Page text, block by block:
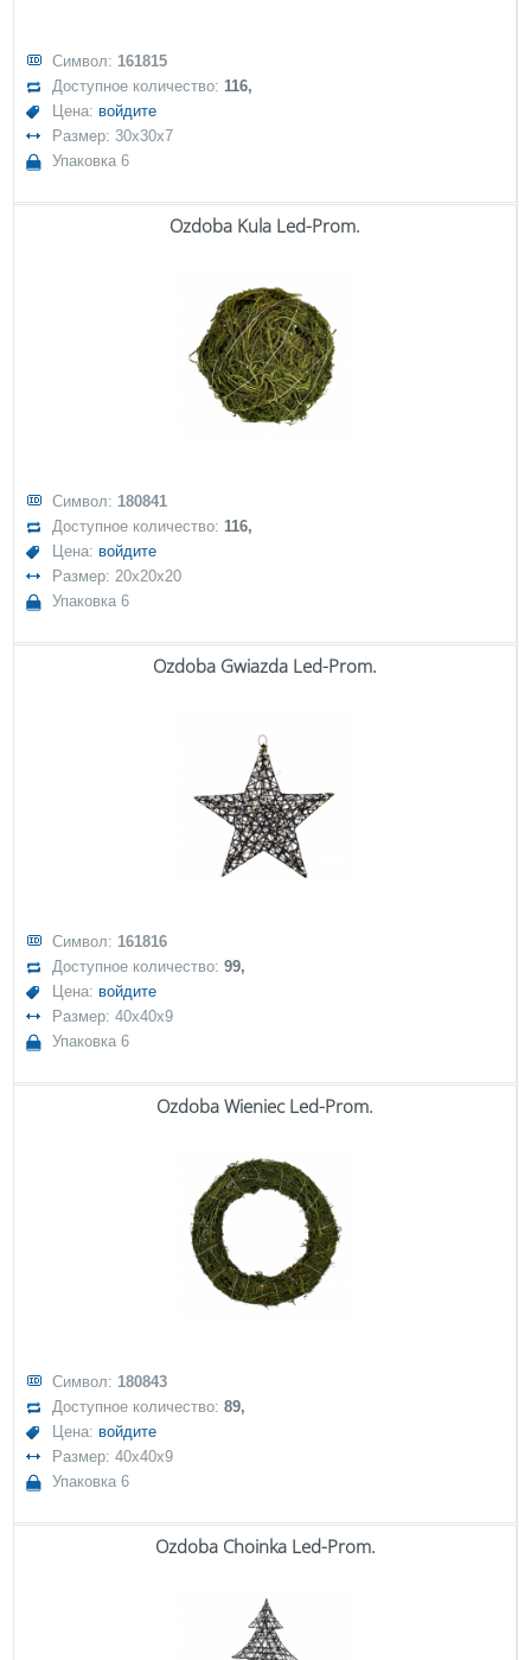
Символ: 161815
Доступное количество:116,
Цена: войдите
Размер: 30x30x7
Упаковка 6
Ozdoba Kula Led-Prom.
Символ: 180841
Доступное количество:116,
Цена: войдите
Размер: 20x20x20
Упаковка 6
Ozdoba Gwiazda Led-Prom.
Символ: 161816
Доступное количество:99,
Цена: войдите
Размер: 40x40x9
Упаковка 6
Ozdoba Wieniec Led-Prom.
Символ: 180843
Доступное количество:89,
Цена: войдите
Размер: 40x40x9
Упаковка 6
Ozdoba Choinka Led-Prom.